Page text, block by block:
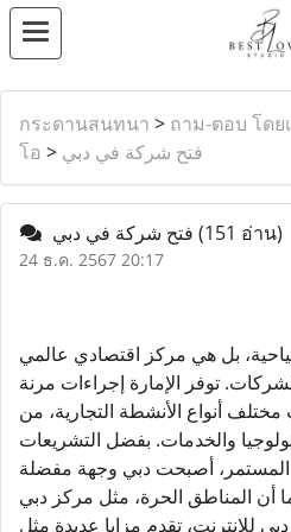
กระดานสนทนา > ถาม-ตอบ โดย
โอ > فتح شركة في دبي
(151 อ่าน)
24 ธ.ค. 2567 20:17
بل هي مركز اقتصادي عالمي
توفر الإمارة إجراءات مرنة
أنواع الأنشطة التجارية، من
والخدمات. بفضل التشريعات
المستمر، أصبحت دبي وجهة مفضلة
أن المناطق الحرة، مثل مركز دبي
للإنترنت، تقدم مزايا عديدة مثل